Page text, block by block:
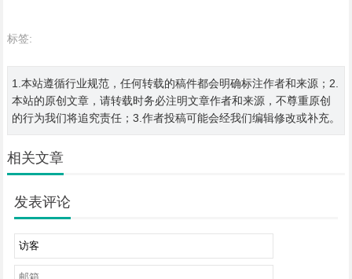
标签:
1.本站遵循行业规范，任何转载的稿件都会明确标注作者和来源；2.
本站的原创文章，请转载时务必注明文章作者和来源，不尊重原创
的行为我们将追究责任；3.作者投稿可能会经我们编辑修改或补充。
相关文章
发表评论